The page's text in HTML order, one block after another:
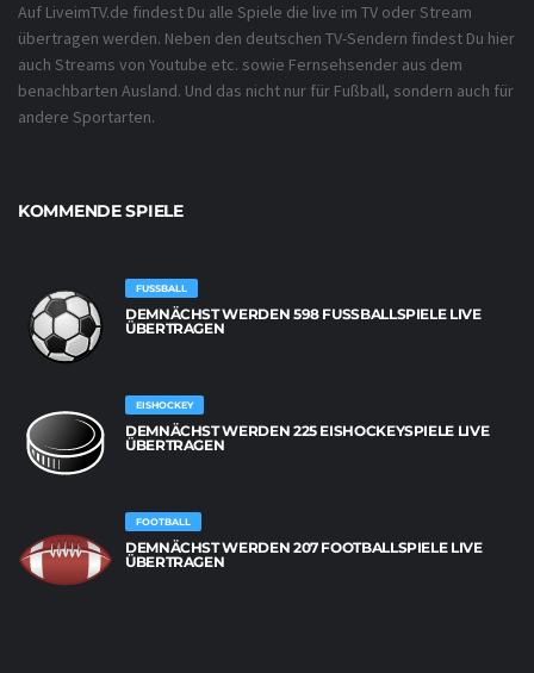
Auf LiveimTV.de findest Du alle Spiele die live im TV oder Stream
übertragen werden. Neben den deutschen TV-Sendern findest Du hier
auch Streams von Youtube etc. sowie Fernsehsender aus dem
benachbarten Ausland. Und das nicht nur für Fußball, sondern auch für
andere Sportarten.
KOMMENDE SPIELE
FUSSBALL
DEMNÄCHST WERDEN 598 FUSSBALLSPIELE LIVE Ü
BERTRAGEN
EISHOCKEY
DEMNÄCHST WERDEN 225 EISHOCKEYSPIELE LIVE
ÜBERTRAGEN
FOOTBALL
DEMNÄCHST WERDEN 207 FOOTBALLSPIELE LIVE
ÜBERTRAGEN